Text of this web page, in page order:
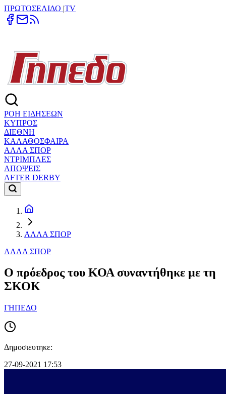
ΠΡΩΤΟΣΕΛΙΔΟ |TV
ΡΟΗ ΕΙΔΗΣΕΩΝ
ΚΥΠΡΟΣ
ΔΙΕΘΝΗ
ΚΑΛΑΘΟΣΦΑΙΡΑ
ΑΛΛΑ ΣΠΟΡ
ΝΤΡΙΜΠΛΕΣ
ΑΠΟΨΕΙΣ
AFTER DERBY
ΑΛΛΑ ΣΠΟΡ
ΑΛΛΑ ΣΠΟΡ
Ο πρόεδρος του ΚΟΑ συναντήθηκε με τη
ΣΚΟΚ
ΓΗΠΕΔΟ
Δημοσιευτηκε:
27-09-2021 17:53